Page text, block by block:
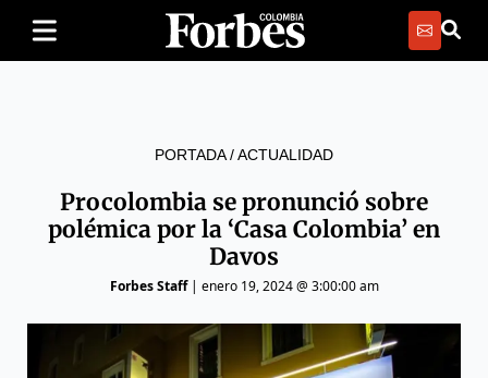
PORTADA/ACTUALIDAD
Procolombia se pronunció sobre
polémica por la ‘Casa Colombia’ en
Davos
Forbes Staff| enero 19, 2024 @ 3:00:00 am